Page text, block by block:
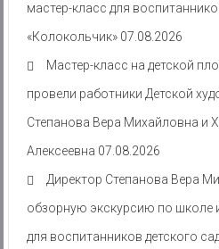
мастер-класс для
«Колокольчик» 07.08.2026
Мастер-класс на детской
провели работники Детской
Степанова Вера Михайловна и
Алексеевна 07.08.2026
Директор Степанова Вера
обзорную экскурсию по школе
для воспитанников детского